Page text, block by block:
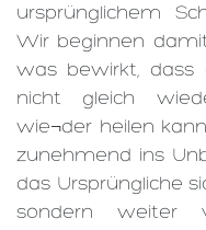
ursprünglichem
Wir beginnen
was bewirkt, dass
nicht gleich
wie¬der heilen
zunehmend ins
das Ursprüngliche
sondern weiter